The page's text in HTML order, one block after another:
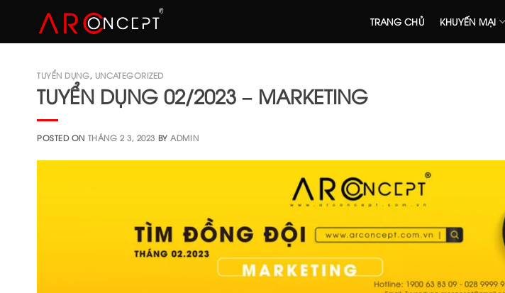
content
TRANG CHỦ KHUYẾN MẠI
TUYỂN DỤNG, UNCATEGORIZED
TUYỂN DỤNG 02/2023 – MARKETING
POSTED ON THÁNG 2 3, 2023 BY ADMIN